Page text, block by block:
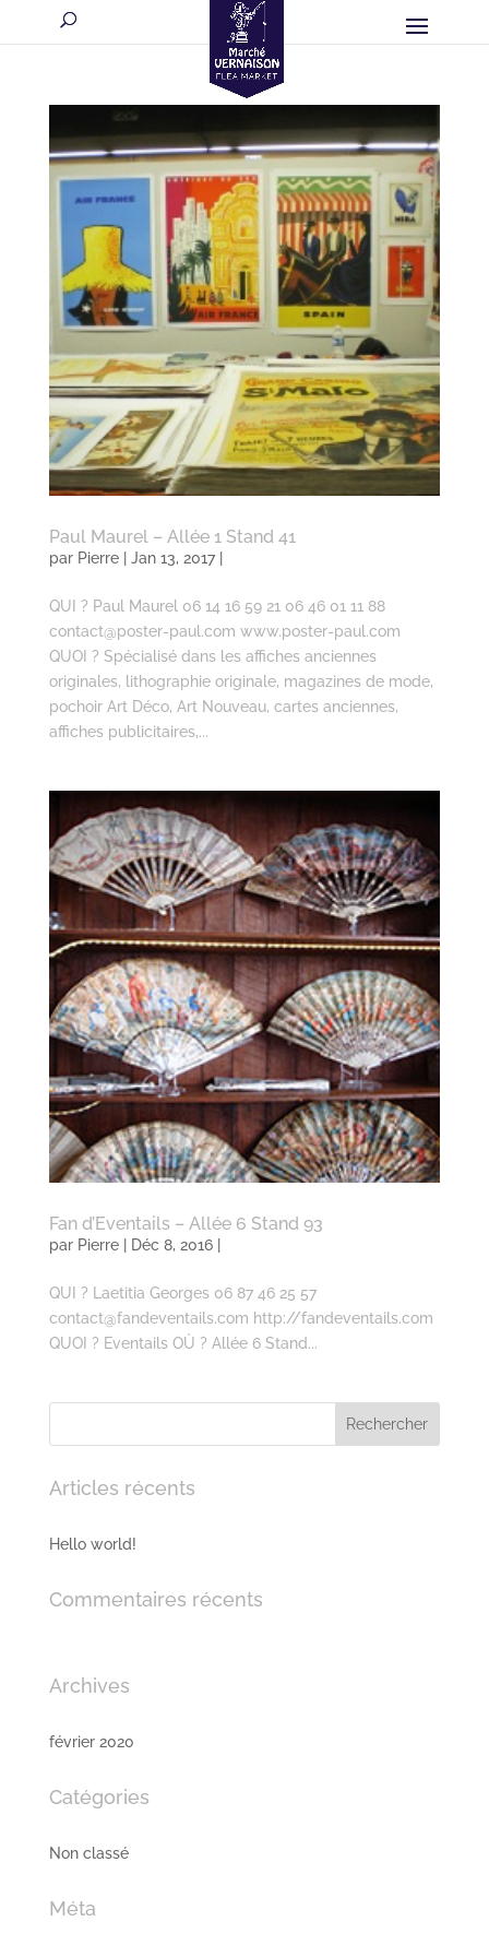
Paul Maurel – Allée 1 Stand 41
par Pierre| Jan 13, 2017 |
QUI ? Paul Maurel 06 14 16 59 21 06 46 01 11 88
contact@poster-paul.com www.poster-paul.com
QUOI ? Spécialisé dans les affiches anciennes
originales, lithographie originale, magazines de mode,
pochoir Art Déco, Art Nouveau, cartes anciennes,
affiches publicitaires,...
Fan d’Eventails – Allée 6 Stand 93
par Pierre| Déc 8, 2016 |
QUI ? Laetitia Georges 06 87 46 25 57
contact@fandeventails.com http://fandeventails.com
QUOI ? Eventails OÙ ? Allée 6 Stand...
Articles récents
Hello world!
Commentaires récents
Archives
février 2020
Catégories
Non classé
Méta